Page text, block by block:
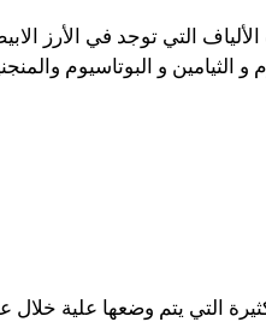
التي توجد في الأرز
و البوتاسيوم
التي يتم وضعها علية خلال